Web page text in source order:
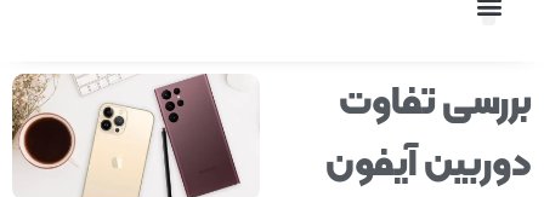
تفاوت
آیفون